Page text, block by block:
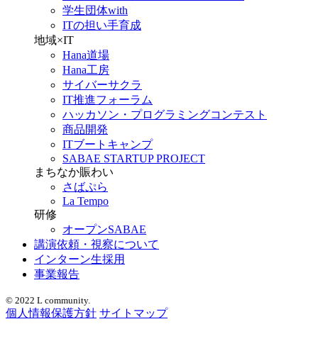
学生団体with
ITの担い手育成
地域×IT
Hana道場
Hana工房
サイバーサクラ
IT推進フォーラム
ハッカソン・プログラミングコンテスト
商品開発
ITブートキャンプ
SABAE STARTUP PROJECT
まちなか賑わい
さばぷら
La Tempo
研修
オープンSABAE
講演依頼・視察について
インターン生採用
事業報告
© 2022 L community.
個人情報保護方針 サイトマップ